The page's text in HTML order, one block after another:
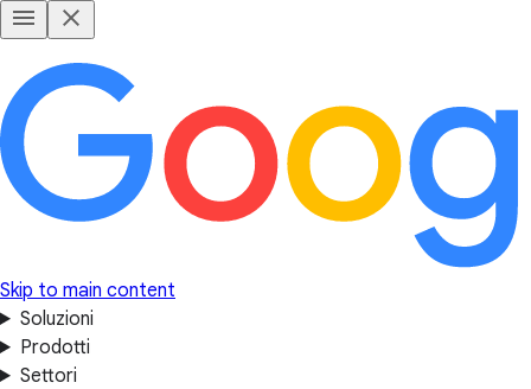
Skip to main content
Soluzioni
Prodotti
Settori